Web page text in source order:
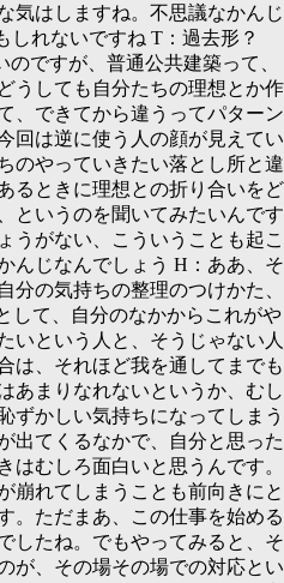
気はしますね。不思議なかんじ
しれないですね T： 過去形？
ですが、普通公共建築って、
うしても自分たちの理想とか作
、できてから違うってパターン
回は逆に使う人の顔が見えてい
のやっていきたい落とし所と違
るときに理想との折り合いをど
というのを聞いてみたいんです
うがない、こういうことも起こ
んじなんでしょう H： ああ、そ
自分の気持ちの整理のつけかた、
して、自分のなかからこれがや
いという人と、そうじゃない人
は、それほど我を通してまでも
あまりなれないというか、むし
ずかしい気持ちになってしまう
出てくるなかで、自分と思った
はむしろ面白いと思うんです。
崩れてしまうことも前向きにと
。ただまあ、この仕事を始める
したね。でもやってみると、そ
が、その場その場での対応とい